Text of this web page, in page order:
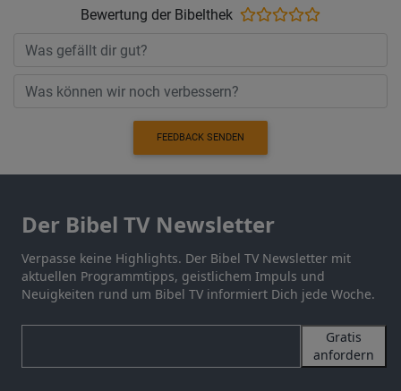
Bewertung der Bibelthek
FEEDBACK SENDEN
Der Bibel TV Newsletter
Verpasse keine Highlights. Der Bibel TV Newsletter mit
aktuellen Programmtipps, geistlichem Impuls und
Neuigkeiten rund um Bibel TV informiert Dich jede Woche.
Gratis
anfordern